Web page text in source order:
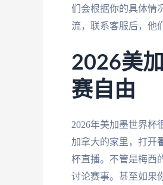
们会根据你的具体情
流，联系客服后，他
2026美
赛自由
2026年美加墨世界杯
加拿大的家里，打开
杯直播。不管是梅西
讨论赛事。甚至如果